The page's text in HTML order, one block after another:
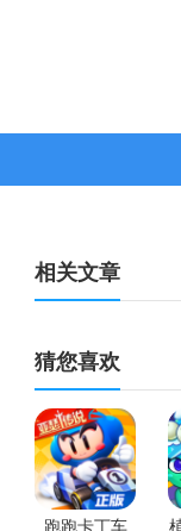
相关文章
猜您喜欢
跑跑卡丁车